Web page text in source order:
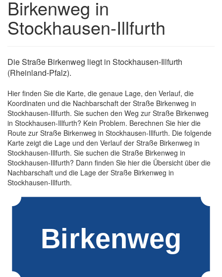
Birkenweg in
Stockhausen-Illfurth
Die Straße Birkenweg liegt in Stockhausen-Illfurth
(Rheinland-Pfalz).
Hier finden Sie die Karte, die genaue Lage, den Verlauf, die
Koordinaten und die Nachbarschaft der Straße Birkenweg in
Stockhausen-Illfurth. Sie suchen den Weg zur Straße Birkenweg
in Stockhausen-Illfurth? Kein Problem. Berechnen Sie hier die
Route zur Straße Birkenweg in Stockhausen-Illfurth. Die folgende
Karte zeigt die Lage und den Verlauf der Straße Birkenweg in
Stockhausen-Illfurth. Sie suchen die Straße Birkenweg in
Stockhausen-Illfurth? Dann finden Sie hier die Übersicht über die
Nachbarschaft und die Lage der Straße Birkenweg in
Stockhausen-Illfurth.